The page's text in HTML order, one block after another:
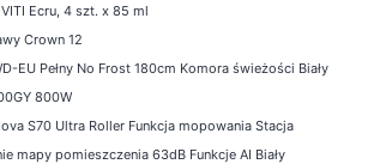
Ecru, 4 szt. x 85 ml
Crown 12
EU Pełny No Frost 180cm Komora świeżości Biały
800W
S70 Ultra Roller Funkcja mopowania Stacja
mapy pomieszczenia 63dB Funkcje AI Biały